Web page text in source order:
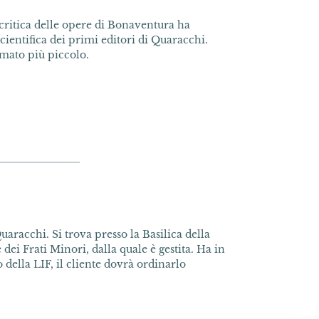
delle opere di Bonaventura ha
dei primi editori di Quaracchi.
più piccolo.
Si trova presso la Basilica della
Frati Minori, dalla quale è gestita. Ha in
della LIF, il cliente dovrà ordinarlo